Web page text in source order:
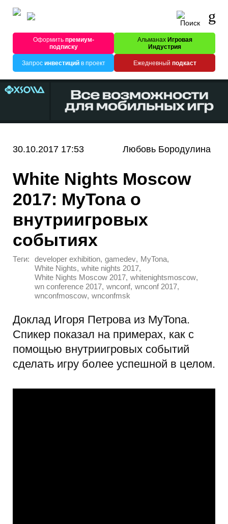
Оформитьпремиум-
подписку
Альманах Игровая
Индустрия
Запрос инвестицийв проект Ежедневный подкаст
30.10.2017 17:53 Любовь Бородулина
White Nights Moscow
2017: MyTona о
внутриигровых
событиях
Теги: developer exhibition, gamedev, MyTona,
White Nights, white nights 2017,
White Nights Moscow 2017, whitenightsmoscow,
wn conference 2017, wnconf, wnconf 2017,
wnconfmoscow, wnconfmsk
Доклад Игоря Петрова из MyTona.
Спикер показал на примерах, как с
помощью внутриигровых событий
сделать игру более успешной в целом.